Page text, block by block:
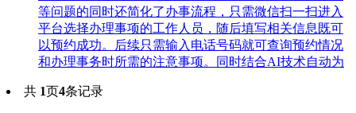
等问题的同时还简化了办事流程，只需微信扫一扫进入
平台选择办理事项的工作人员，随后填写相关信息既可
以预约成功。后续只需输入电话号码就可查询预约情况
和办理事务时所需的注意事项。同时结合AI技术自动为
共 1页4条记录